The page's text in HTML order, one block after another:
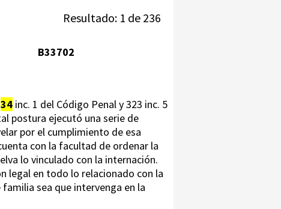
Resultado: 1 de 236
B33702
34 inc. 1 del Código Penal y 323 inc. 5
postura ejecutó una serie de
por el cumplimiento de esa
con la facultad de ordenar la
lo vinculado con la internación.
legal en todo lo relacionado con la
sea que intervenga en la